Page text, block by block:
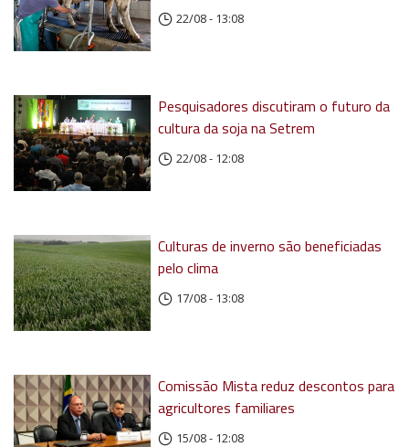
22/08 - 13:08
Pesquisadores discutiram o futuro da
cultura da soja na Setrem
22/08 - 12:08
Culturas de inverno são beneficiadas
pelo clima
17/08 - 13:08
Comissão Mista reduz descontos para
agricultores familiares
15/08 - 12:08